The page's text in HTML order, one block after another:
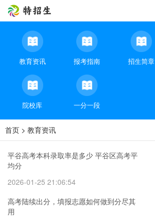
教育资讯 报考指南 招生简章
院校库 一分一段
首页 > 教育资讯
平谷高考本科录取率是多少 平谷区高考平
均分
2026-01-25 21:06:54
高考陆续出分，填报志愿如何做到分尽其
用